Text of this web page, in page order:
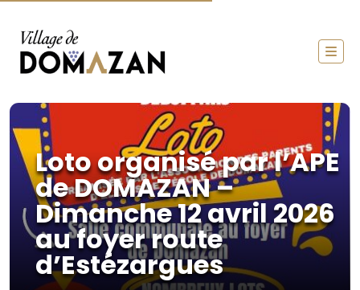
Loto organisé par l’APE
de DOMAZAN –
Dimanche 12 avril 2026
au foyer route
d’Estézargues